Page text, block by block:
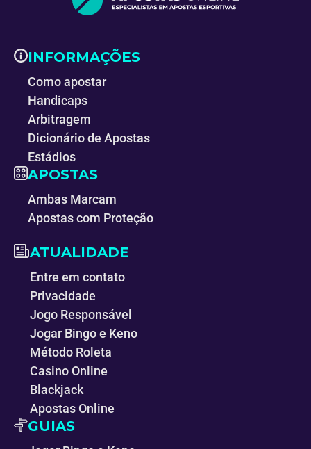
INFORMAÇÕES
Como apostar
Handicaps
Arbitragem
Dicionário de Apostas
Estádios
APOSTAS
Ambas Marcam
Apostas com Proteção
ATUALIDADE
Entre em contato
Privacidade
Jogo Responsável
Jogar Bingo e Keno
Método Roleta
Casino Online
Blackjack
Apostas Online
GUIAS